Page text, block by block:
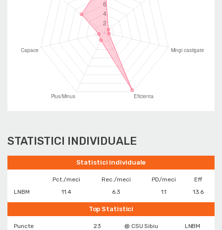
STATISTICI INDIVIDUALE
Statistici individuale
Pct./meci Rec./meci PD/meci
Eff
LNBM
11.4 6.3 1.1 13.6
Top Statistici
Puncte 23 @ CSU Sibiu
LNBM